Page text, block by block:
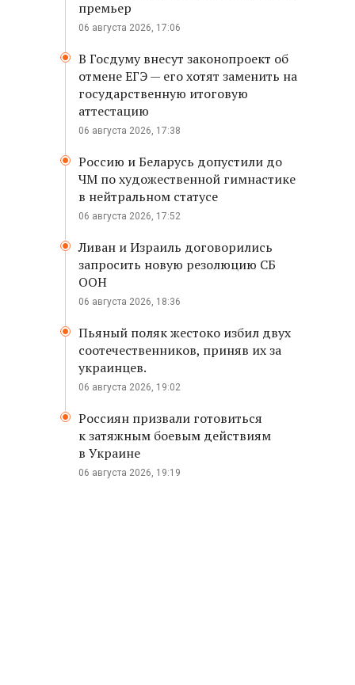
премьер
06 августа 2026, 17:06
В Госдуму внесут законопроект об
отмене ЕГЭ — его хотят заменить на
государственную итоговую
аттестацию
06 августа 2026, 17:38
Россию и Беларусь допустили до
ЧМ по художественной гимнастике
в нейтральном статусе
06 августа 2026, 17:52
Ливан и Израиль договорились
запросить новую резолюцию СБ
ООН
06 августа 2026, 18:36
Пьяный поляк жестоко избил двух
соотечественников, приняв их за
украинцев.
06 августа 2026, 19:02
Россиян призвали готовиться
к затяжным боевым действиям
в Украине
06 августа 2026, 19:19